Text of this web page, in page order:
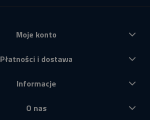
Moje konto
Płatności i dostawa
Informacje
O nas